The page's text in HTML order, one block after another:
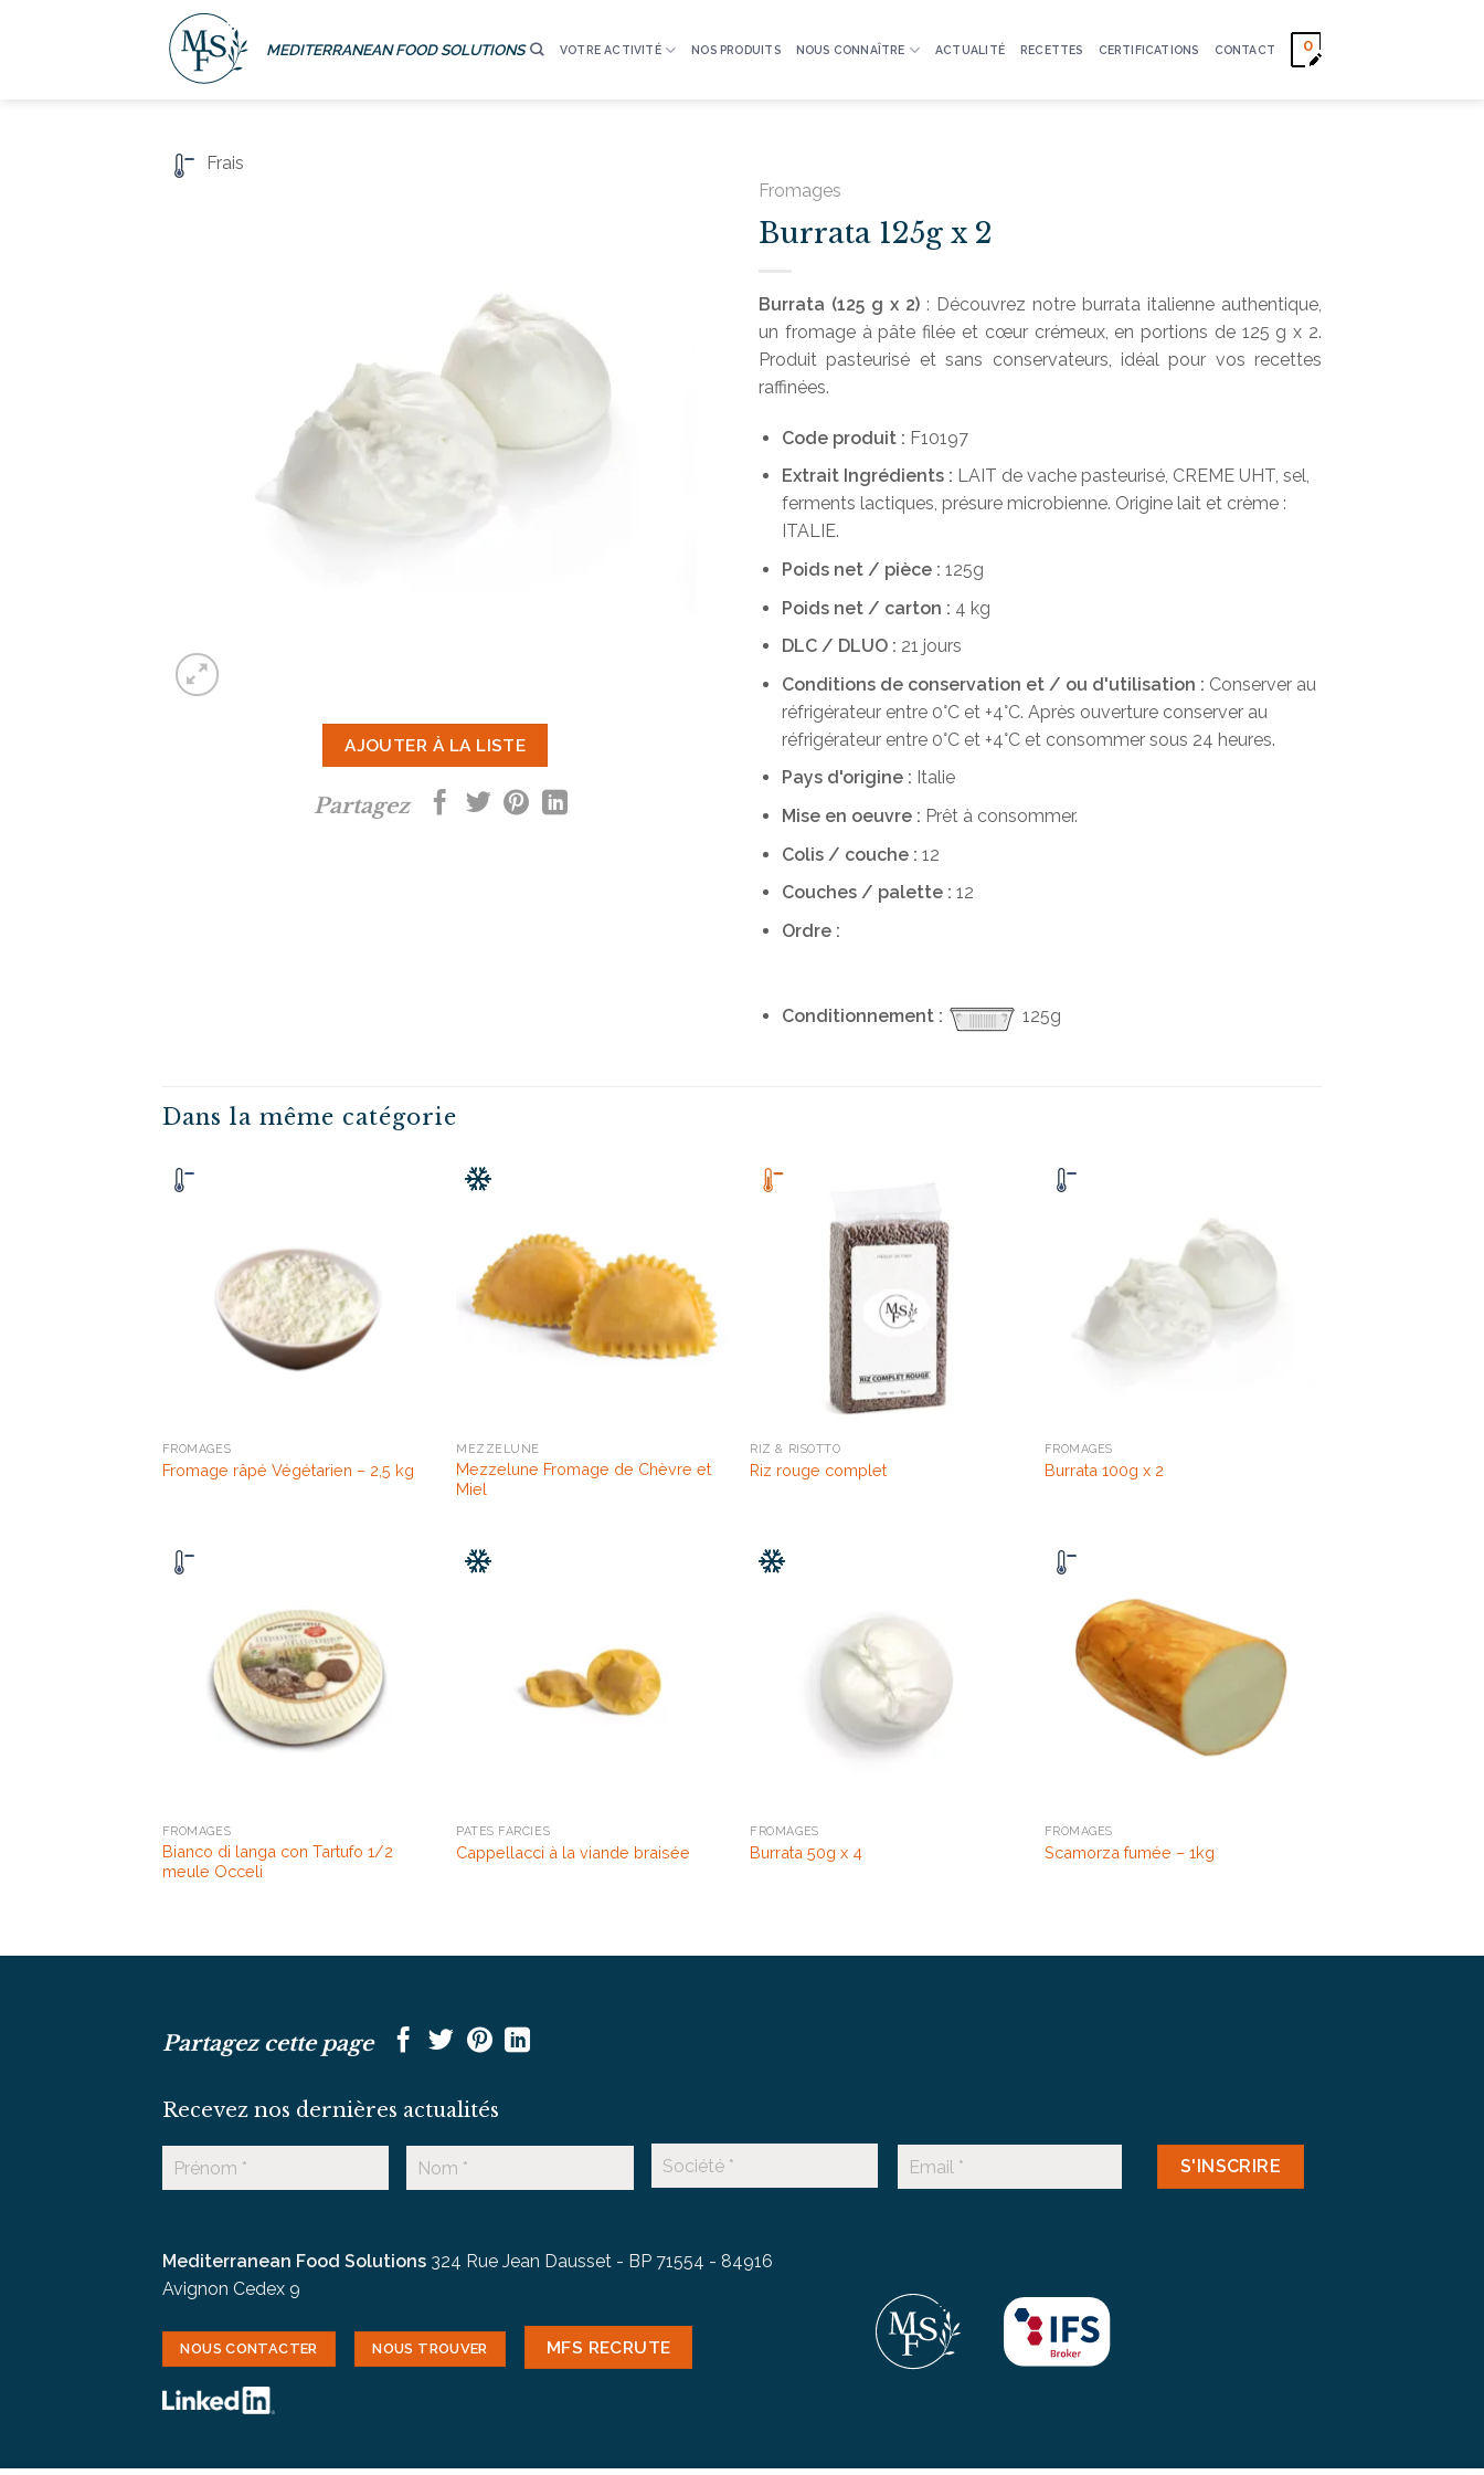
MEDITERRANEAN FOOD SOLUTIONS VOTRE ACTIVITÉ NOS PRODUITS NOUS CONNAÎTRE ACTUALITÉ RECETTES CERTIFICATIONS CONTACT 0
Frais
AJOUTER À LA LISTE
Partagez
Fromages
Burrata 125g x 2
Burrata (125 g x 2) : Découvrez notre burrata italienne authentique,
un fromage à pâte filée et cœur crémeux, en portions de 125 g x 2.
Produit pasteurisé et sans conservateurs, idéal pour vos recettes
raffinées.
Code produit : F10197
Extrait Ingrédients : LAIT de vache pasteurisé, CREME UHT, sel,
ferments lactiques, présure microbienne. Origine lait et crème :
ITALIE.
Poids net / pièce : 125g
Poids net / carton : 4 kg
DLC / DLUO : 21 jours
Conditions de conservation et / ou d'utilisation : Conserver au
réfrigérateur entre 0°C et +4°C. Après ouverture conserver au
réfrigérateur entre 0°C et +4°C et consommer sous 24 heures.
Pays d'origine : Italie
Mise en oeuvre : Prêt à consommer.
Colis / couche : 12
Couches / palette : 12
Ordre :
Conditionnement : 125g
Dans la même catégorie
FROMAGES
Fromage râpé Végétarien – 2,5 kg
MEZZELUNE
Mezzelune Fromage de Chèvre et
Miel
RIZ & RISOTTO
Riz rouge complet
FROMAGES
Burrata 100g x 2
FROMAGES
Bianco di langa con Tartufo 1/2
meule Occeli
PÂTES FARCIES
Cappellacci à la viande braisée
FROMAGES
Burrata 50g x 4
FROMAGES
Scamorza fumée – 1kg
Partagez cette page
Recevez nos dernières actualités
Mediterranean Food Solutions 324 Rue Jean Dausset - BP 71554 - 84916
Avignon Cedex 9
NOUS CONTACTER NOUS TROUVER MFS RECRUTE